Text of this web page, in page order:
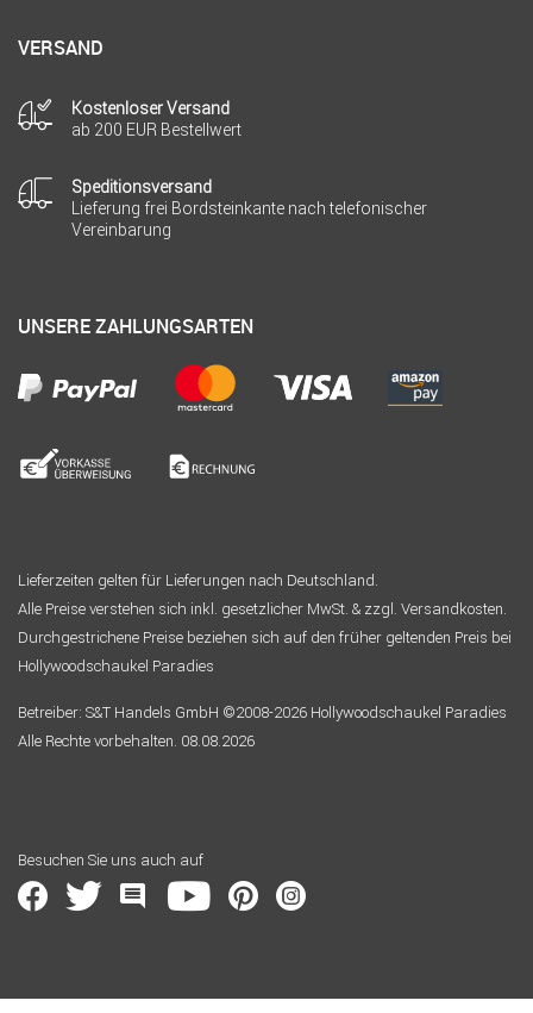
VERSAND
Kostenloser Versand
ab 200 EUR Bestellwert
Speditionsversand
Lieferung frei Bordsteinkante nach telefonischer
Vereinbarung
UNSERE ZAHLUNGSARTEN
Lieferzeiten gelten für Lieferungen nach Deutschland.
Alle Preise verstehen sich inkl. gesetzlicher MwSt. & zzgl. Versandkosten.
Durchgestrichene Preise beziehen sich auf den früher geltenden Preis bei
Hollywoodschaukel Paradies
Betreiber: S&T Handels GmbH ©2008-2026 Hollywoodschaukel Paradies
Alle Rechte vorbehalten. 08.08.2026
Besuchen Sie uns auch auf